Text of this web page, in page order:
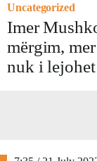
Uncategorized
Imer
mërgim,
nuk i